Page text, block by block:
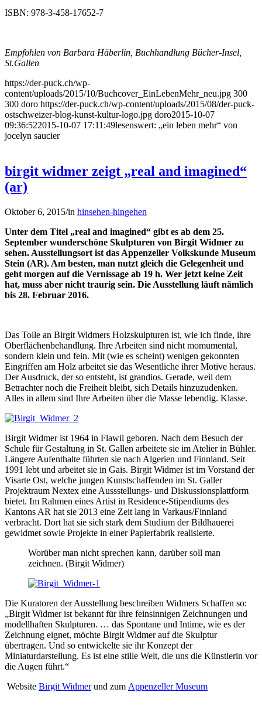
ISBN: 978-3-458-17652-7
Empfohlen von Barbara Häberlin, Buchhandlung Bücher-Insel,
St.Gallen
https://der-puck.ch/wp-
content/uploads/2015/10/Buchcover_EinLebenMehr_neu.jpg 300
300 doro https://der-puck.ch/wp-content/uploads/2015/08/der-puck-
ostschweizer-blog-kunst-kultur-logo.jpg doro2015-10-07
09:36:522015-10-07 17:11:49lesenswert: „ein leben mehr“ von
jocelyn saucier
birgit widmer zeigt „real and imagined“
(ar)
Oktober 6, 2015/in hinsehen-hingehen
Unter dem Titel „real and imagined“ gibt es ab dem 25.
September wunderschöne Skulpturen von Birgit Widmer zu
sehen. Ausstellungsort ist das Appenzeller Volkskunde Museum
Stein (AR). Am besten, man nutzt gleich die Gelegenheit und
geht morgen auf die Vernissage ab 19 h. Wer jetzt keine Zeit
hat, muss aber nicht traurig sein. Die Ausstellung läuft nämlich
bis 28. Februar 2016.
Das Tolle an Birgit Widmers Holzskulpturen ist, wie ich finde, ihre
Oberflächenbehandlung. Ihre Arbeiten sind nicht momumental,
sondern klein und fein. Mit (wie es scheint) wenigen gekonnten
Eingriffen am Holz arbeitet sie das Wesentliche ihrer Motive heraus.
Der Ausdruck, der so entsteht, ist grandios. Gerade, weil dem
Betrachter noch die Freiheit bleibt, sich Details hinzuzudenken.
Alles in allem sind Ihre Arbeiten über die Masse lebendig. Klasse.
Birgit Widmer ist 1964 in Flawil geboren. Nach dem Besuch der
Schule für Gestaltung in St. Gallen arbeitete sie im Atelier in Bühler.
Längere Aufenthalte führten sie nach Algerien und Finnland. Seit
1991 lebt und arbeitet sie in Gais. Birgit Widmer ist im Vorstand der
Visarte Ost, welche jungen Kunstschaffenden im St. Galler
Projektraum Nextex eine Aussstellungs- und Diskussionsplattform
bietet. Im Rahmen eines Artist in Residence-Stipendiums des
Kantons AR hat sie 2013 eine Zeit lang in Varkaus/Finnland
verbracht. Dort hat sie sich stark dem Studium der Bildhauerei
gewidmet sowie Projekte in einer Papierfabrik realisierte.
Worüber man nicht sprechen kann, darüber soll man
zeichnen. (Birgit Widmer)
Die Kuratoren der Ausstellung beschreiben Widmers Schaffen so:
„Birgit Widmer ist bekannt für ihre feinsinnigen Zeichnungen und
modellhaften Skulpturen. … das Spontane und Intime, wie es der
Zeichnung eignet, möchte Birgit Widmer auf die Skulptur
übertragen. Und so entwickelte sie ihr Konzept der
Miniaturdarstellung. Es ist eine stille Welt, die uns die Künstlerin vor
die Augen führt.“
Website Birgit Widmerund zum Appenzeller Museum